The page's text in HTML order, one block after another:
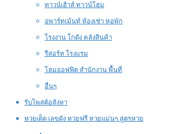
ทาวน์เฮ้าส์ ทาวน์โฮม
อพาร์ทเม้นท์ ห้องเช่า หอพัก
โรงงาน โกดัง คลังสินค้า
รีสอร์ท โรงแรม
โฮมออฟฟิต สำนักงาน พื้นที่
อื่นๆ
รับโพสต์อสังหา
หวยเด็ด เลขดัง หวยฟรี หวยแม่นๆ สูตรหวย